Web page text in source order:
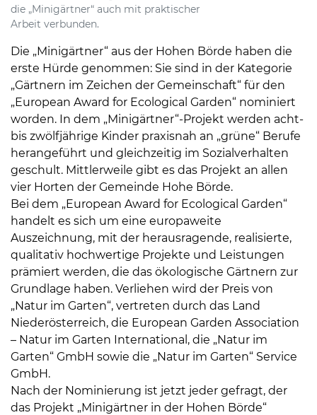
die „Minigärtner“ auch mit praktischer
Arbeit verbunden.
Die „Minigärtner“ aus der Hohen Börde haben die
erste Hürde genommen: Sie sind in der Kategorie
„Gärtnern im Zeichen der Gemeinschaft“ für den
„European Award for Ecological Garden“ nominiert
worden. In dem „Minigärtner“-Projekt werden acht-
bis zwölfjährige Kinder praxisnah an „grüne“ Berufe
herangeführt und gleichzeitig im Sozialverhalten
geschult. Mittlerweile gibt es das Projekt an allen
vier Horten der Gemeinde Hohe Börde.
Bei dem „European Award for Ecological Garden“
handelt es sich um eine europaweite
Auszeichnung, mit der herausragende, realisierte,
qualitativ hochwertige Projekte und Leistungen
prämiert werden, die das ökologische Gärtnern zur
Grundlage haben. Verliehen wird der Preis von
„Natur im Garten“, vertreten durch das Land
Niederösterreich, die European Garden Association
– Natur im Garten International, die „Natur im
Garten“ GmbH sowie die „Natur im Garten“ Service
GmbH.
Nach der Nominierung ist jetzt jeder gefragt, der
das Projekt „Minigärtner in der Hohen Börde“